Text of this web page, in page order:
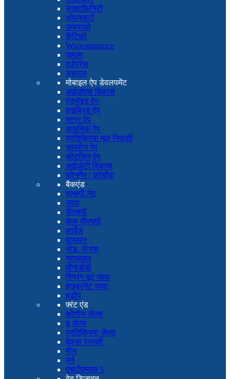
साइटफ़िनिटी
ओपनकार्ट
उम्ब्राको
केंटिको
Woocommerce
जूमला
वर्डप्रेस
ड्रूपल
मोबाइल ऐप डेवलपमेंट
आईओएस विकास
एंड्रॉइड ऐप
हाइब्रिड ऐप
फ्टरर ऐप
आयनिक ऐप
प्रतिक्रिया मूल निवासी
ज़ामरीन ऐप
कोटलिन ऐप
आईओटी विकास
फोनगैप / कॉर्डोवा
बैकएंड
एएसपी.नेट
जावा
पीएचपी
केक पीएचपी
लार्वेल
पायथन
नोड. जे एस
ग्राफक्ल
मोंगोडीबी
स्प्रिंग बूट जावा
हाइबरनेट जावा
हडोप
फ़्रंट एंड
कोणीय जेएस
वू जेएस
प्रतिक्रिया जेएस
देवप्स परामर्श
मीन
मर्न
एचटीएमएल 5